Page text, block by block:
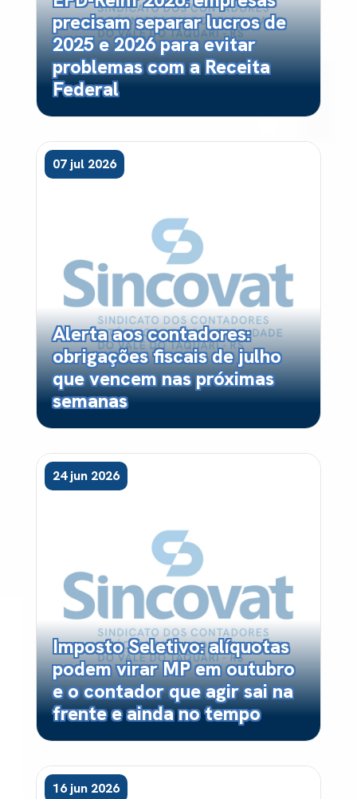
precisam separar lucros de
2025 e 2026 para evitar
problemas com a Receita
Federal
07 jul 2026
Alerta aos contadores:
obrigações fiscais de julho
que vencem nas próximas
semanas
24 jun 2026
Imposto Seletivo: alíquotas
podem virar MP em outubro
e o contador que agir sai na
frente e ainda no tempo
16 jun 2026